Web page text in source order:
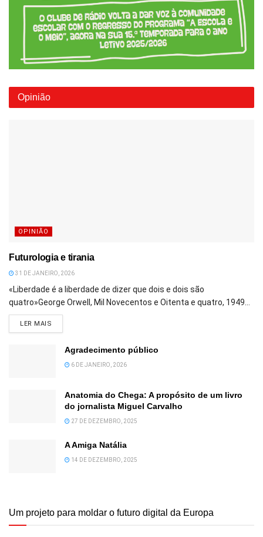
Opinião
OPINIÃO
Futurologia e tirania
31 DE JANEIRO, 2026
«Liberdade é a liberdade de dizer que dois e dois são
quatro»George Orwell, Mil Novecentos e Oitenta e quatro, 1949...
LER MAIS
Agradecimento público
6 DE JANEIRO, 2026
Anatomia do Chega: A propósito de um livro
do jornalista Miguel Carvalho
27 DE DEZEMBRO, 2025
A Amiga Natália
14 DE DEZEMBRO, 2025
Um projeto para moldar o futuro digital da Europa